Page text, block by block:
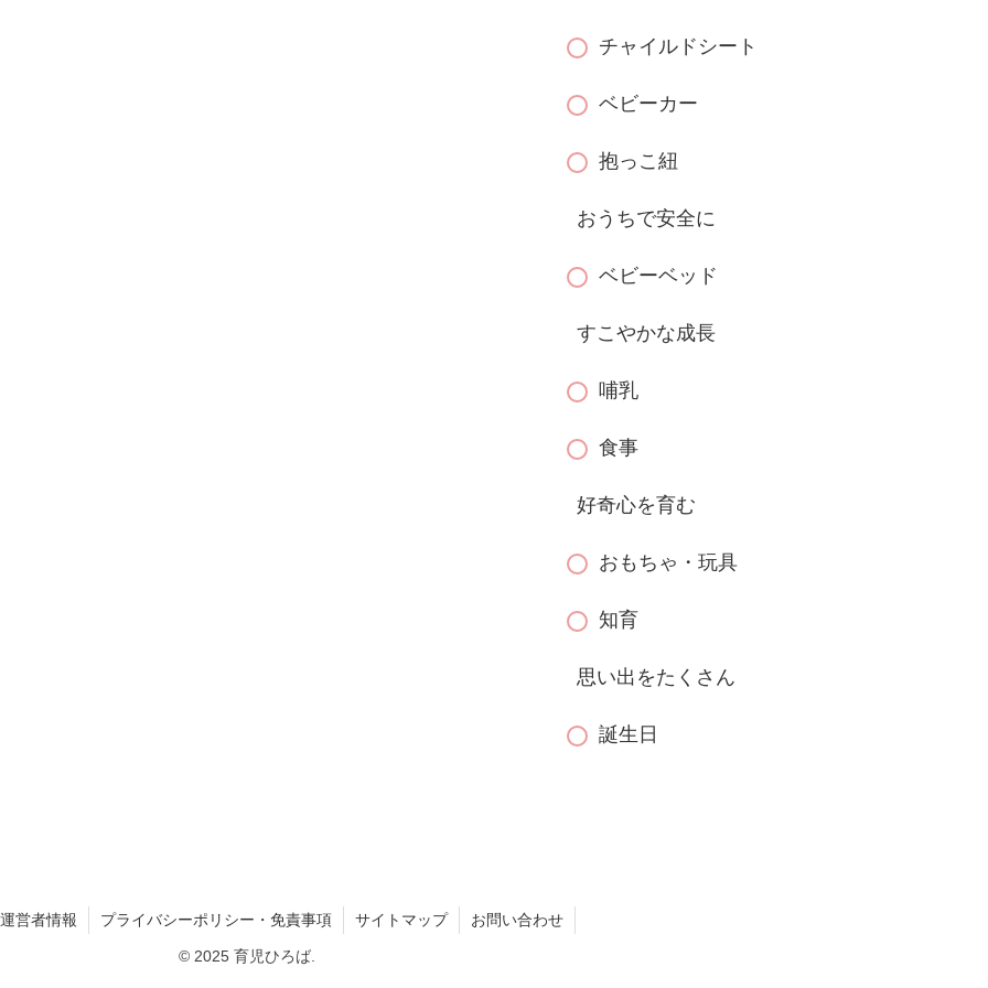
チャイルドシート
ベビーカー
抱っこ紐
おうちで安全に
ベビーベッド
すこやかな成長
哺乳
食事
好奇心を育む
おもちゃ・玩具
知育
思い出をたくさん
誕生日
運営者情報 プライバシーポリシー・免責事項 サイトマップ お問い合わせ
© 2025 育児ひろば.